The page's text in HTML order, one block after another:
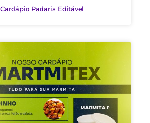
Cardápio Padaria Editável